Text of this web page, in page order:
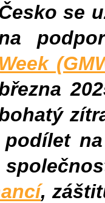
se
Week
,